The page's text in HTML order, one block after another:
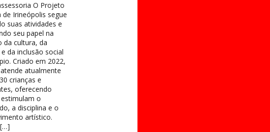
O Projeto
de Irineópolis segue
suas atividades e
seu papel na
da cultura, da
da inclusão social
Criado em 2022,
atualmente
crianças e
oferecendo
o
a disciplina e o
artístico.